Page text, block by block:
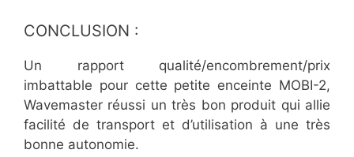
CONCLUSION :
Un rapport qualité/encombrement/prix
imbattable pour cette petite enceinte MOBI-2,
Wavemaster réussi un très bon produit qui allie
facilité de transport et d’utilisation à une très
bonne autonomie.